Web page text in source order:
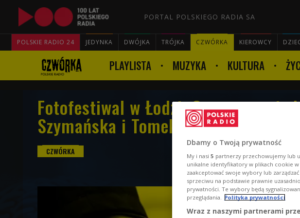
PORTAL POLSKIEGO RADIA SA
POLSKIE RADIO 24 JEDYNKA DWÓJKA TRÓJKA CZWÓRKA KIEROWCY
PLAYLISTA MUZYKA KULTURA
Fotofestiwal w Łodzi. O tym
Szymańska i Tomek Gutkowski
Dbamy o Twoją prywatność
My i nasi 5 partnerzy przechowujemy lub
unikalne identyfikatory w plikach cookie
zaakceptować swoje wybory lub
sprzeciwu na podstawie prawnie
prywatności. Te wybory będą
przeglądania. Polityka prywatności
Wraz z naszymi partnerami